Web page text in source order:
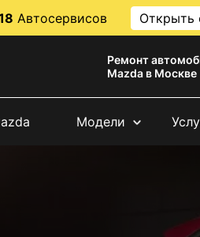
Автосервисов Открыть
Ремонт
Mazda в Москве
Модели